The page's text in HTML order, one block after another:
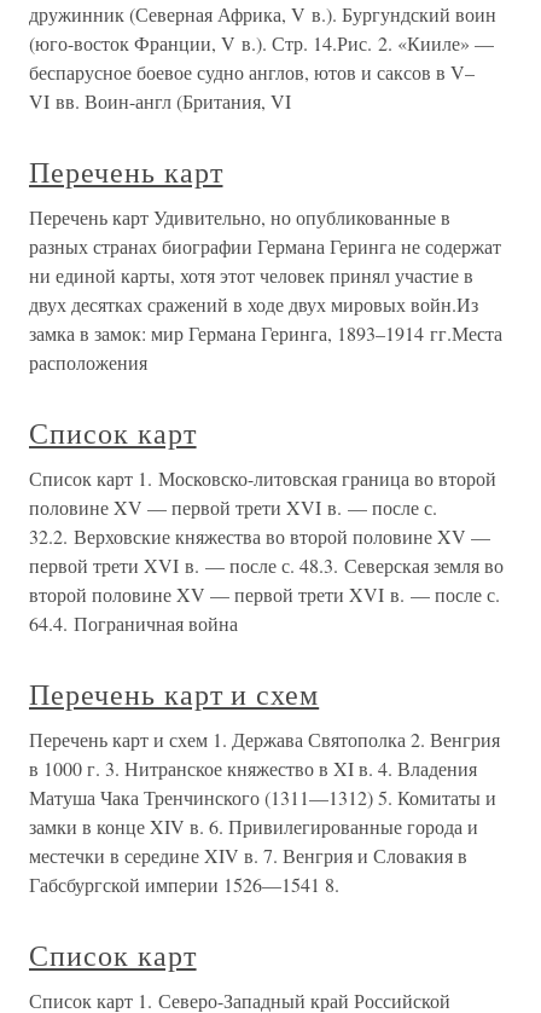
дружинник (Северная Африка, V в.). Бургундский воин
(юго-восток Франции, V в.). Стр. 14.Рис. 2. «Кииле» —
беспарусное боевое судно англов, ютов и саксов в V–
VI вв. Воин-англ (Британия, VI
Перечень карт
Перечень карт Удивительно, но опубликованные в
разных странах биографии Германа Геринга не содержат
ни единой карты, хотя этот человек принял участие в
двух десятках сражений в ходе двух мировых войн.Из
замка в замок: мир Германа Геринга, 1893–1914 гг.Места
расположения
Список карт
Список карт 1. Московско-литовская граница во второй
половине XV — первой трети XVI в. — после с.
32.2. Верховские княжества во второй половине XV —
первой трети XVI в. — после с. 48.3. Северская земля во
второй половине XV — первой трети XVI в. — после с.
64.4. Пограничная война
Перечень карт и схем
Перечень карт и схем 1. Держава Святополка 2. Венгрия
в 1000 г. 3. Нитранское княжество в XI в. 4. Владения
Матуша Чака Тренчинского (1311—1312) 5. Комитаты и
замки в конце XIV в. 6. Привилегированные города и
местечки в середине XIV в. 7. Венгрия и Словакия в
Габсбургской империи 1526—1541 8.
Список карт
Список карт 1. Северо-Западный край Российской